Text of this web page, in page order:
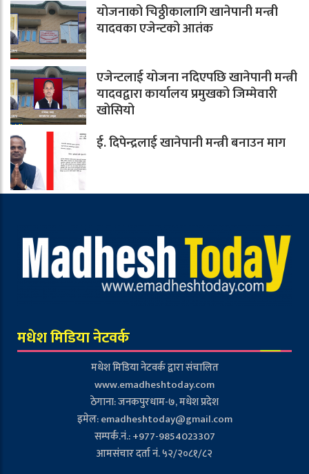
योजनाको चिठ्ठीकालागि खानेपानी मन्त्री
यादवका एजेन्टको आतंक
एजेन्टलाई योजना नदिएपछि खानेपानी मन्त्री
यादवद्वारा कार्यालय प्रमुखको जिम्मेवारी
खोसियो
ई. दिपेन्द्रलाई खानेपानी मन्त्री बनाउन माग
मधेश मिडिया नेटवर्क
मधेश मिडिया नेटवर्क द्वारा संचालित
www.emadheshtoday.com
ठेगाना: जनकपुरधाम-७, मधेश प्रदेश
इमेल:emadheshtoday@gmail.com
सम्पर्क.नं.: +977-9854023307
आमसंचार दर्ता नं. ५२/२०८१/८२